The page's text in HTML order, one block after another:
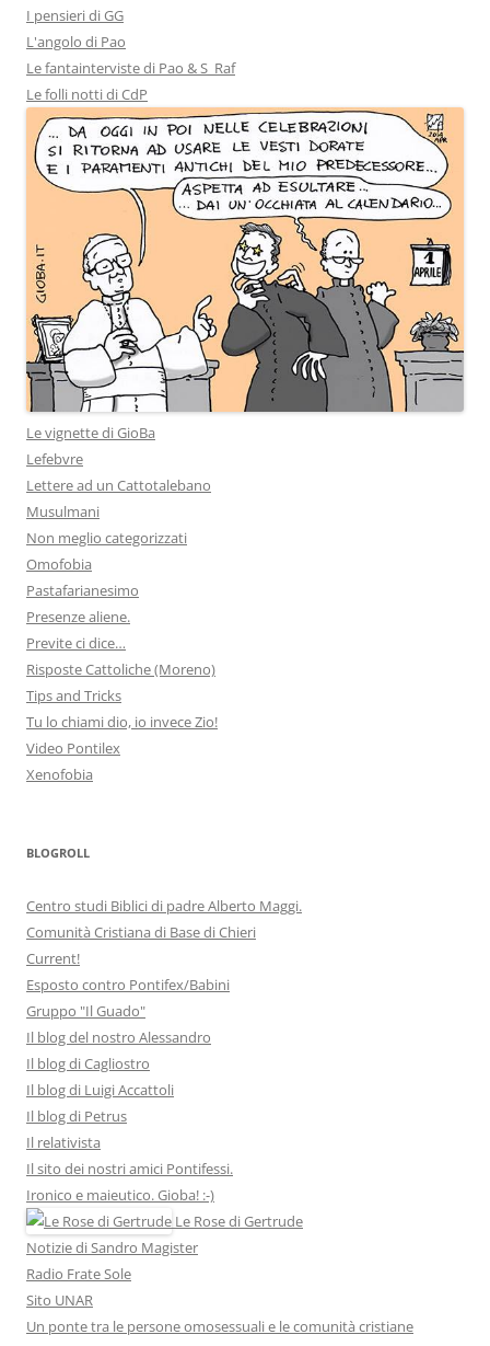
I pensieri di GG
L'angolo di Pao
Le fantainterviste di Pao & S_Raf
Le folli notti di CdP
Le vignette di GioBa
Lefebvre
Lettere ad un Cattotalebano
Musulmani
Non meglio categorizzati
Omofobia
Pastafarianesimo
Presenze aliene.
Previte ci dice…
Risposte Cattoliche (Moreno)
Tips and Tricks
Tu lo chiami dio, io invece Zio!
Video Pontilex
Xenofobia
BLOGROLL
Centro studi Biblici di padre Alberto Maggi.
Comunità Cristiana di Base di Chieri
Current!
Esposto contro Pontifex/Babini
Gruppo "Il Guado"
Il blog del nostro Alessandro
Il blog di Cagliostro
Il blog di Luigi Accattoli
Il blog di Petrus
Il relativista
Il sito dei nostri amici Pontifessi.
Ironico e maieutico. Gioba! :-)
Le Rose di Gertrude
Notizie di Sandro Magister
Radio Frate Sole
Sito UNAR
Un ponte tra le persone omosessuali e le comunità cristiane